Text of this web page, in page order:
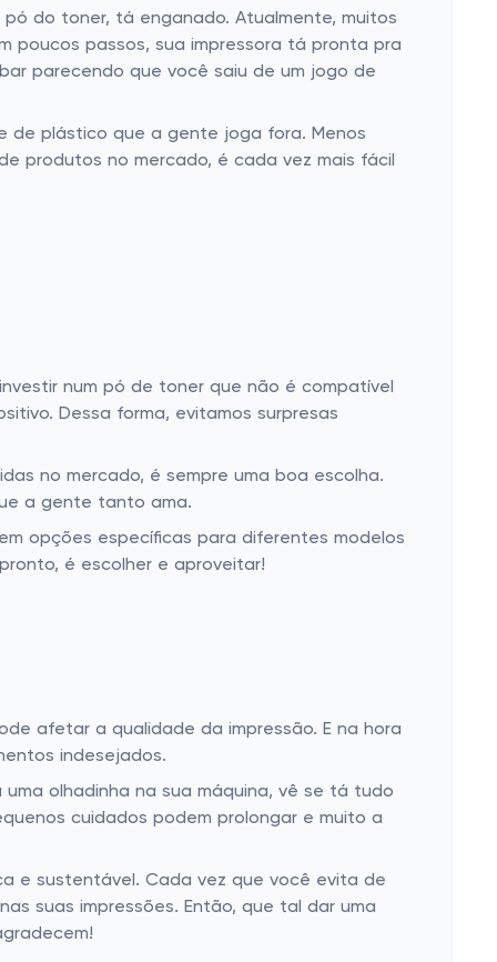
do toner, tá enganado. Atualmente, muitos
poucos passos, sua impressora tá pronta pra
parecendo que você saiu de um jogo de
de plástico que a gente joga fora. Menos
produtos no mercado, é cada vez mais fácil
num pó de toner que não é compatível
Dessa forma, evitamos surpresas
no mercado, é sempre uma boa escolha.
a gente tanto ama.
opções específicas para diferentes modelos
é escolher e aproveitar!
afetar a qualidade da impressão. E na hora
indesejados.
olhadinha na sua máquina, vê se tá tudo
cuidados podem prolongar e muito a
e sustentável. Cada vez que você evita de
suas impressões. Então, que tal dar uma